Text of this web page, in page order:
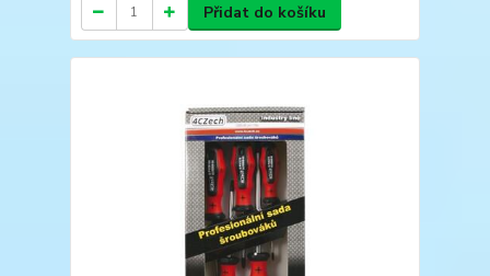
Přidat do košíku